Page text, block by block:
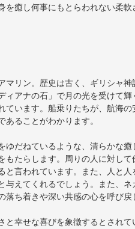
癒し何事にもとらわれない柔
リン。歴史は古く、ギリシャ
アナの石」で月の光を受けて
います。船乗りたちが、航海
ることがわかります。
だねているような、清らかな
たらします。周りの人に対し
と言われています。また、人と
えてくれるでしょう。また、
ち着きや深い共感の心を呼び戻
幸せな喜びを象徴するとされ